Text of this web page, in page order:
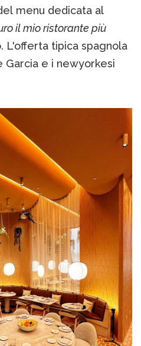
menu dedicata al
il mio ristorante più
L'offerta tipica spagnola
Garcia e i newyorkesi